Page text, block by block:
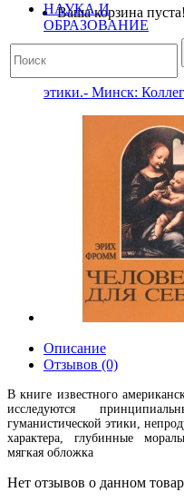
Ваша корзина пуста!
НАУКА И
ОБРАЗОВАНИЕ
этики.- Минск:
Описание
Отзывов (0)
В книге известного
исследуются
гуманистической этики,
характера, глубинные
мягкая обложка
Нет отзывов о данном